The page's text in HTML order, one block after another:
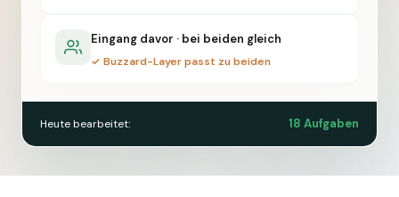
Eingang davor · bei beiden gleich
✓ Buzzard-Layer passt zu beiden
Heute bearbeitet: 18 Aufgaben